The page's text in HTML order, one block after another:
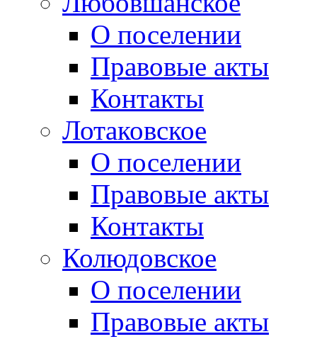
О поселении
Правовые акты
Контакты
Лотаковское
О поселении
Правовые акты
Контакты
Колюдовское
О поселении
Правовые акты